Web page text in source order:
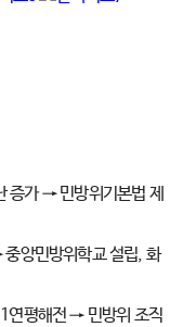
증가 → 민방위기본법 제
앙민방위학교 설립, 화
연평해전 → 민방위 조직